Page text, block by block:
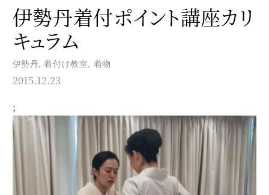
伊勢丹着付ポイント講座カリ
キュラム
伊勢丹 ,着付け教室 着物
2015.12.23
;